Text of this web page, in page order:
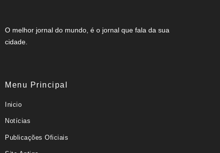
O melhor jornal do mundo, é o jornal que fala da sua
cidade.
Menu Principal
Inicio
Notícias
Publicações Oficiais